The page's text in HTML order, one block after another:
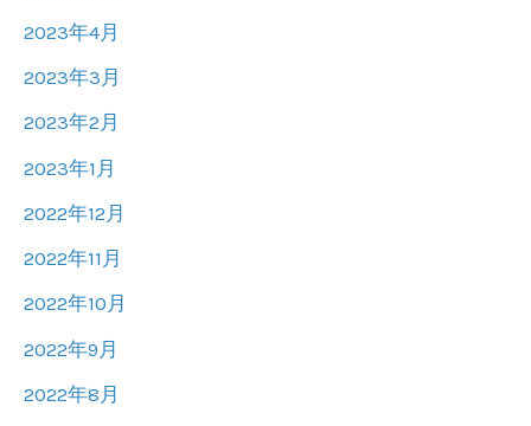
2023年4月
2023年3月
2023年2月
2023年1月
2022年12月
2022年11月
2022年10月
2022年9月
2022年8月